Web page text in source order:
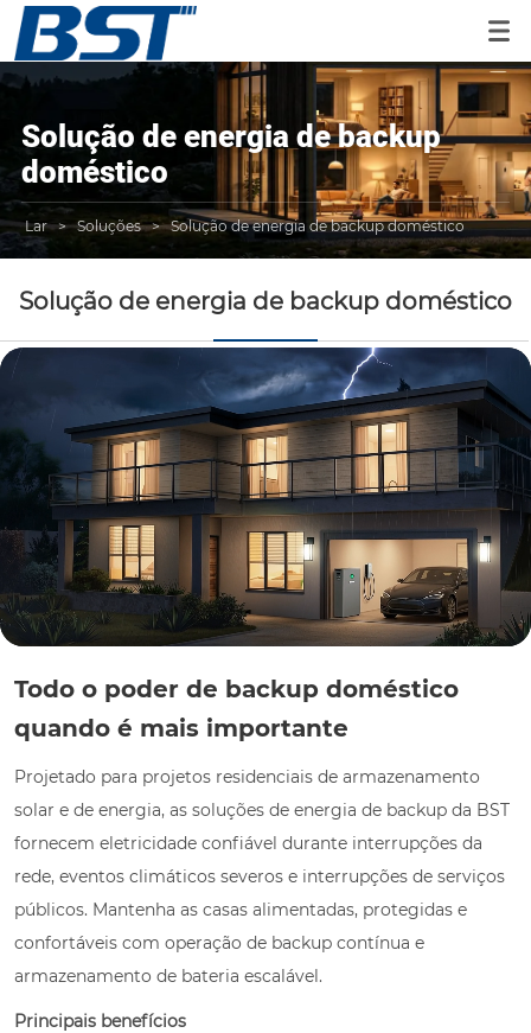
Solução de energia de backup
doméstico
Lar > Soluções > Solução de energia de backup doméstico
Solução de energia de backup doméstico
Todo o poder de backup doméstico
quando é mais importante
Projetado para projetos residenciais de armazenamento
solar e de energia, as soluções de energia de backup da BST
fornecem eletricidade confiável durante interrupções da
rede, eventos climáticos severos e interrupções de serviços
públicos. Mantenha as casas alimentadas, protegidas e
confortáveis com operação de backup contínua e
armazenamento de bateria escalável.
Principais benefícios